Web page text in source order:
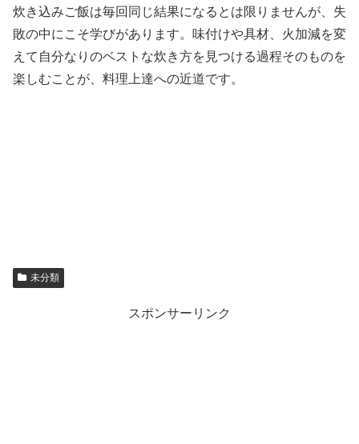
炊き込みご飯は毎回同じ結果になるとは限りませんが、失
敗の中にこそ学びがあります。味付けや具材、火加減を変
えて自分なりのベストな炊き方を見つける過程そのものを
楽しむことが、料理上達への近道です。
未分類
スポンサーリンク